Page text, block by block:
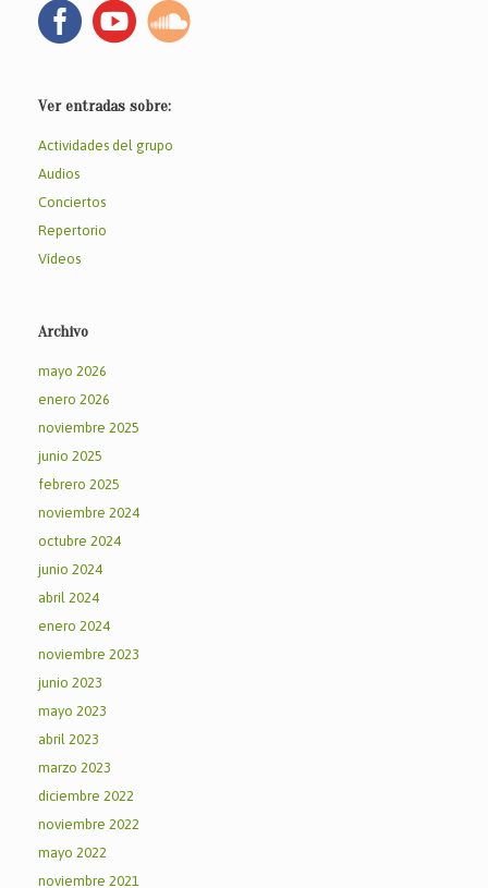
Ver entradas sobre:
Actividades del grupo
Audios
Conciertos
Repertorio
Vídeos
Archivo
mayo 2026
enero 2026
noviembre 2025
junio 2025
febrero 2025
noviembre 2024
octubre 2024
junio 2024
abril 2024
enero 2024
noviembre 2023
junio 2023
mayo 2023
abril 2023
marzo 2023
diciembre 2022
noviembre 2022
mayo 2022
noviembre 2021